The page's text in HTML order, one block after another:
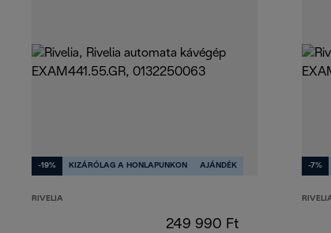
-19% KIZÁRÓLAG A HONLAPUNKON AJÁNDÉK
RIVELIA
249 990 Ft
-7%